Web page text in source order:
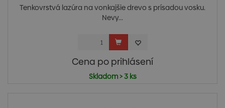
Tenkovrstvá lazúra na vonkajšie drevo s prísadou vosku.
Nevy...
Cena po prihlásení
Skladom > 3 ks